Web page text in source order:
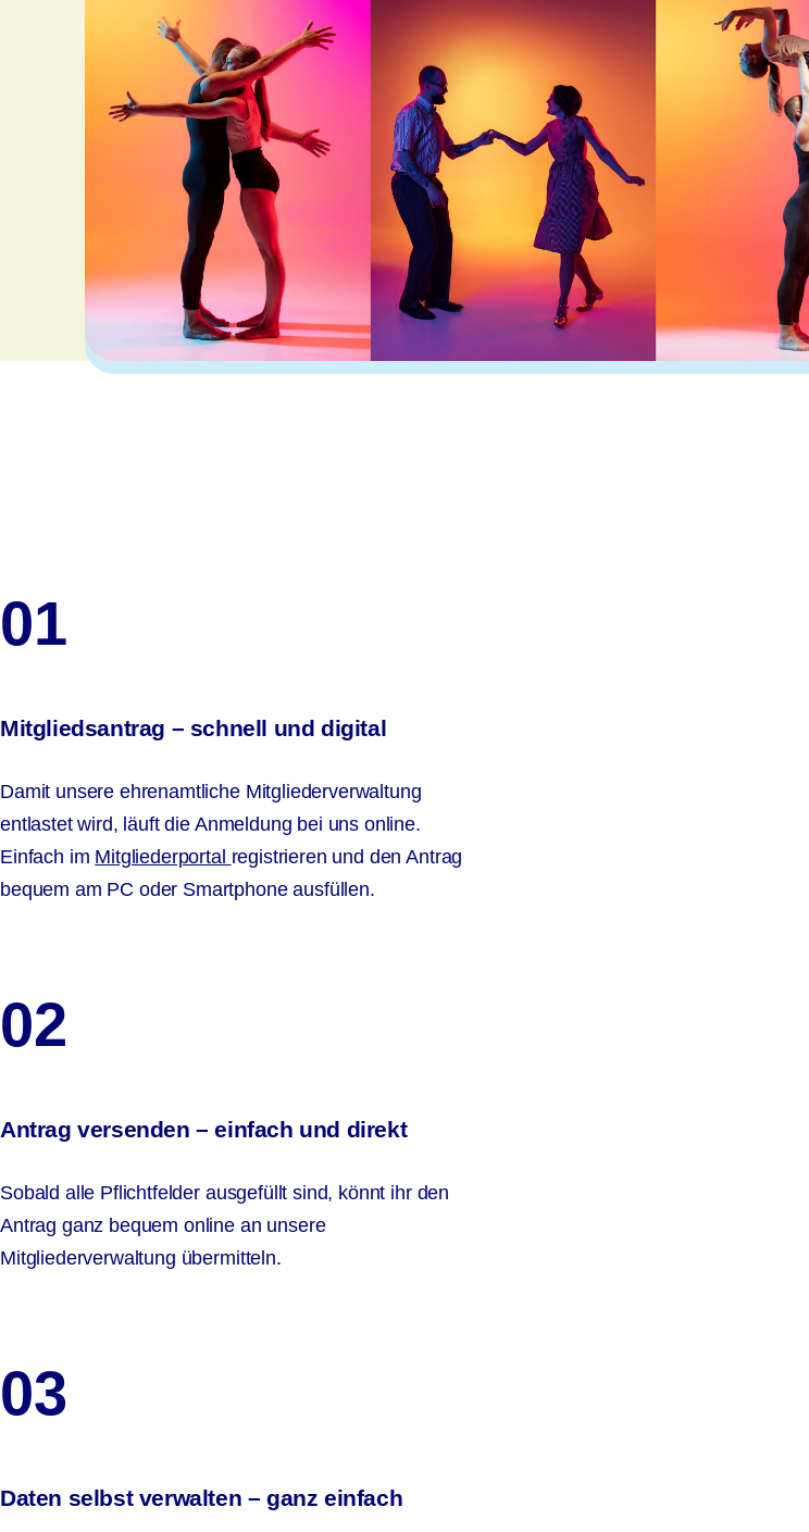
01
Mitgliedsantrag – schnell und digital
Damit unsere ehrenamtliche Mitgliederverwaltung
entlastet wird, läuft die Anmeldung bei uns online.
Einfach im Mitgliederportal registrieren und den Antrag
bequem am PC oder Smartphone ausfüllen.
02
Antrag versenden – einfach und direkt
Sobald alle Pflichtfelder ausgefüllt sind, könnt ihr den
Antrag ganz bequem online an unsere
Mitgliederverwaltung übermitteln.
03
Daten selbst verwalten – ganz einfach